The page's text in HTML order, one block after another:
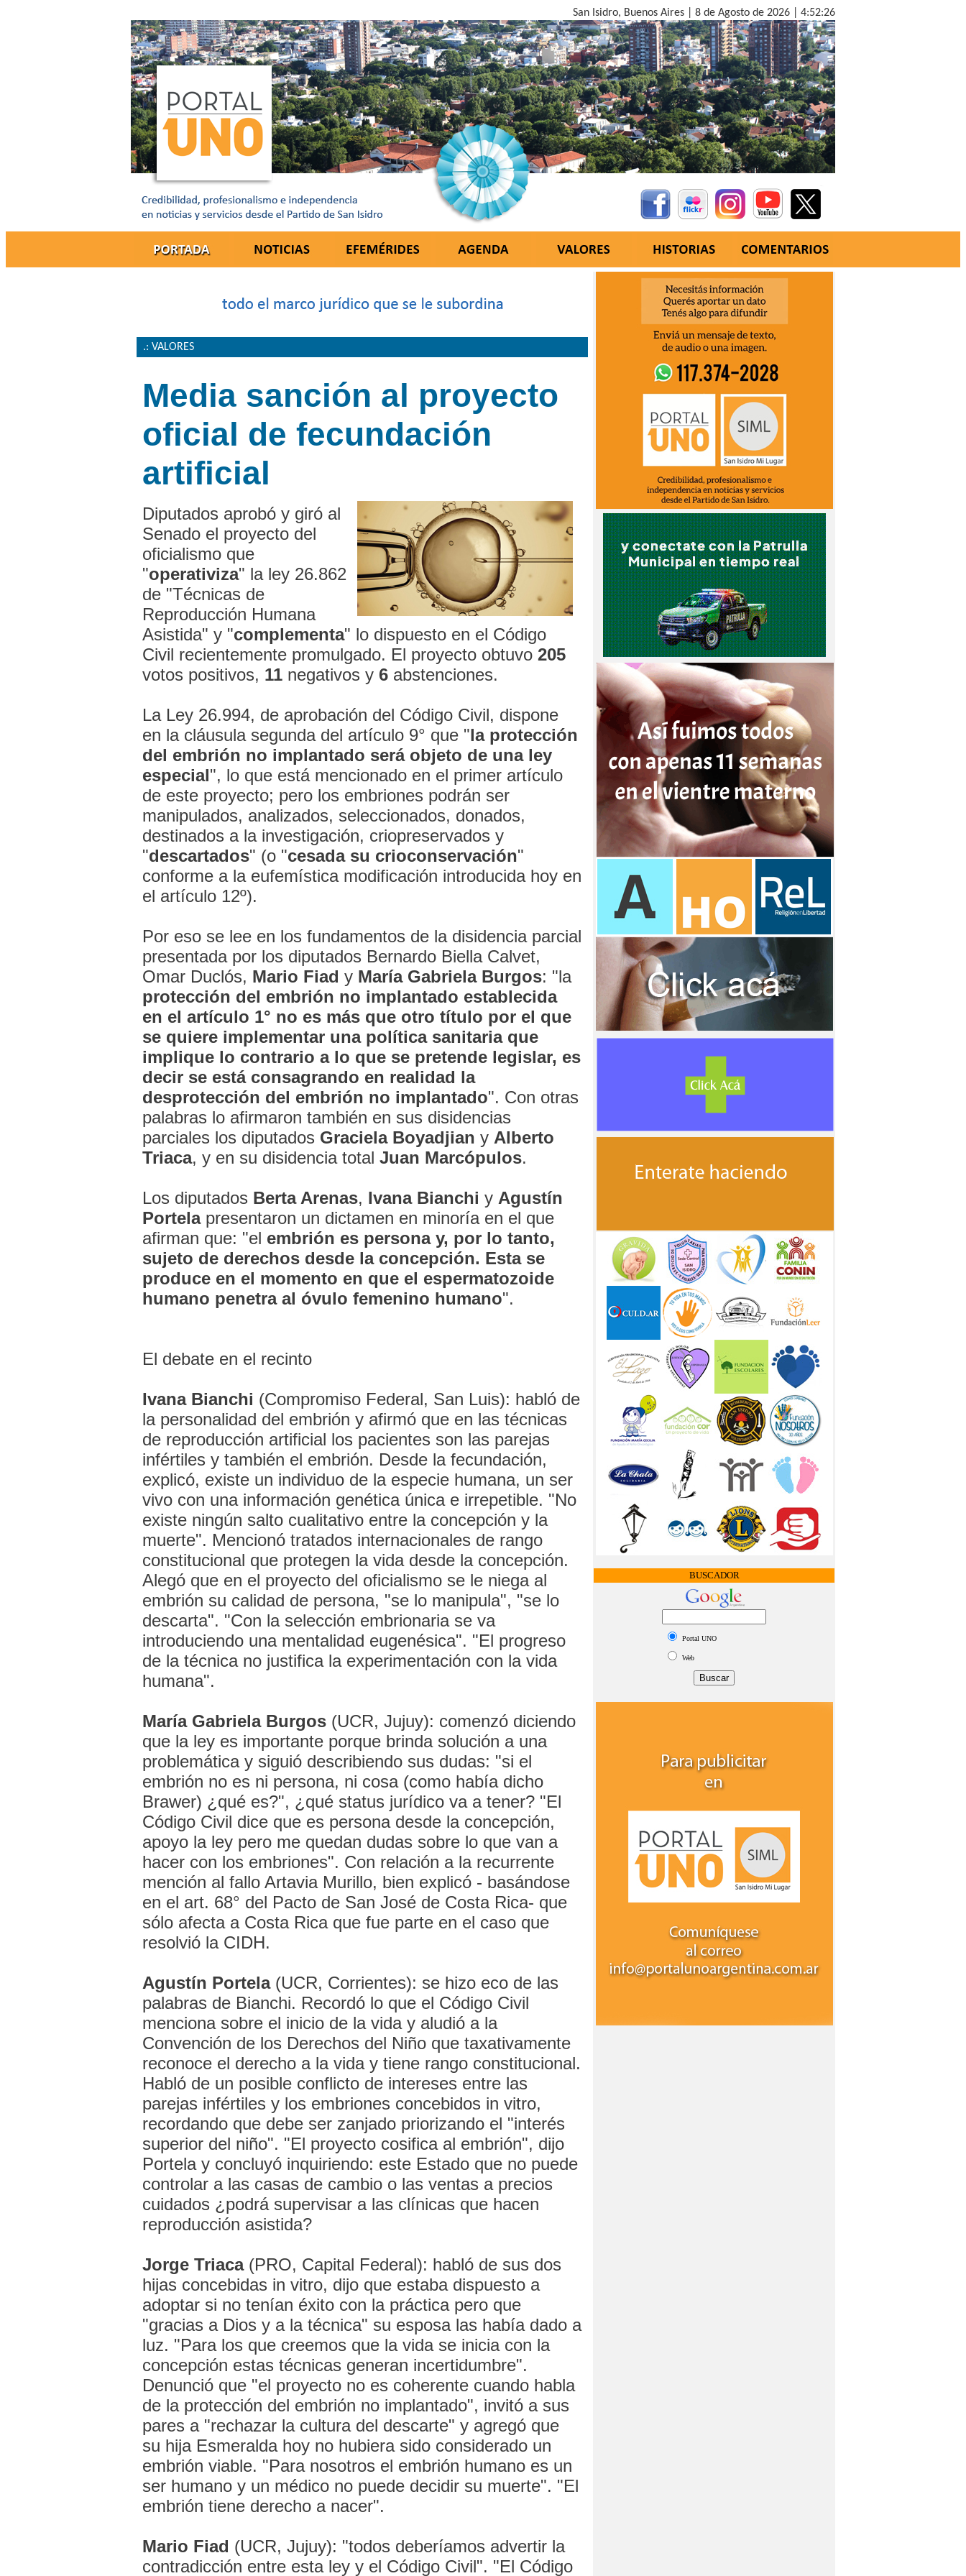
San Isidro, Buenos Aires | 8 de Agosto de 2026 | 4:52:27
.: VALORES
Media sanción al proyecto
oficial de fecundación
artificial
Diputados aprobó y giró al
Senado el proyecto del
oficialismo que
"operativiza" la ley 26.862
de "Técnicas de
Reproducción Humana
Asistida" y "complementa" lo dispuesto en el Código
Civil recientemente promulgado. El proyecto obtuvo 205
votos positivos, 11 negativos y 6 abstenciones.
La Ley 26.994, de aprobación del Código Civil, dispone
en la cláusula segunda del artículo 9° que "la protección
del embrión no implantado será objeto de una ley
especial", lo que está mencionado en el primer artículo
de este proyecto; pero los embriones podrán ser
manipulados, analizados, seleccionados, donados,
destinados a la investigación, criopreservados y
"descartados" (o "cesada su crioconservación"
conforme a la eufemística modificación introducida hoy en
el artículo 12º).
Por eso se lee en los fundamentos de la disidencia parcial
presentada por los diputados Bernardo Biella Calvet,
Omar Duclós, Mario Fiad y María Gabriela Burgos: "la
protección del embrión no implantado establecida
en el artículo 1° no es más que otro título por el que
se quiere implementar una política sanitaria que
implique lo contrario a lo que se pretende legislar, es
decir se está consagrando en realidad la
desprotección del embrión no implantado". Con otras
palabras lo afirmaron también en sus disidencias
parciales los diputados Graciela Boyadjian y Alberto
Triaca, y en su disidencia total Juan Marcópulos.
Los diputados Berta Arenas, Ivana Bianchi y Agustín
Portelapresentaron un dictamen en minoría en el que
afirman que: "el embrión es persona y, por lo tanto,
sujeto de derechos desde la concepción. Esta se
produce en el momento en que el espermatozoide
humano penetra al óvulo femenino humano".
El debate en el recinto
Ivana Bianchi (Compromiso Federal, San Luis): habló de
la personalidad del embrión y afirmó que en las técnicas
de reproducción artificial los pacientes son las parejas
infértiles y también el embrión. Desde la fecundación,
explicó, existe un individuo de la especie humana, un ser
vivo con una información genética única e irrepetible. "No
existe ningún salto cualitativo entre la concepción y la
muerte". Mencionó tratados internacionales de rango
constitucional que protegen la vida desde la concepción.
Alegó que en el proyecto del oficialismo se le niega al
embrión su calidad de persona, "se lo manipula", "se lo
descarta". "Con la selección embrionaria se va
introduciendo una mentalidad eugenésica". "El progreso
de la técnica no justifica la experimentación con la vida
humana".
María Gabriela Burgos (UCR, Jujuy): comenzó diciendo
que la ley es importante porque brinda solución a una
problemática y siguió describiendo sus dudas: "si el
embrión no es ni persona, ni cosa (como había dicho
Brawer) ¿qué es?", ¿qué status jurídico va a tener? "El
Código Civil dice que es persona desde la concepción,
apoyo la ley pero me quedan dudas sobre lo que van a
hacer con los embriones". Con relación a la recurrente
mención al fallo Artavia Murillo, bien explicó - basándose
en el art. 68° del Pacto de San José de Costa Rica- que
sólo afecta a Costa Rica que fue parte en el caso que
resolvió la CIDH.
Agustín Portela(UCR, Corrientes): se hizo eco de las
palabras de Bianchi. Recordó lo que el Código Civil
menciona sobre el inicio de la vida y aludió a la
Convención de los Derechos del Niño que taxativamente
reconoce el derecho a la vida y tiene rango constitucional.
Habló de un posible conflicto de intereses entre las
parejas infértiles y los embriones concebidos in vitro,
recordando que debe ser zanjado priorizando el "interés
superior del niño". "El proyecto cosifica al embrión", dijo
Portela y concluyó inquiriendo: este Estado que no puede
controlar a las casas de cambio o las ventas a precios
cuidados ¿podrá supervisar a las clínicas que hacen
reproducción asistida?
Jorge Triaca(PRO, Capital Federal): habló de sus dos
hijas concebidas in vitro, dijo que estaba dispuesto a
adoptar si no tenían éxito con la práctica pero que
"gracias a Dios y a la técnica" su esposa las había dado a
luz. "Para los que creemos que la vida se inicia con la
concepción estas técnicas generan incertidumbre".
Denunció que "el proyecto no es coherente cuando habla
de la protección del embrión no implantado", invitó a sus
pares a "rechazar la cultura del descarte" y agregó que
su hija Esmeralda hoy no hubiera sido considerado un
embrión viable. "Para nosotros el embrión humano es un
ser humano y un médico no puede decidir su muerte". "El
embrión tiene derecho a nacer".
Mario Fiad (UCR, Jujuy): "todos deberíamos advertir la
contradicción entre esta ley y el Código Civil". "El Código
BUSCADOR
Portal UNO
Web